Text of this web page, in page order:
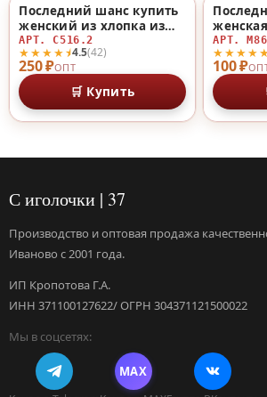
♡
250 ₽ОПТ
★★★★⯨4.5(42)
Последний шанс купить
женский из хлопка из
хлопка
АРТ. С516.2
🛒 Купить
100 ₽
женская
АРТ.
С иголочки | 37
Производство и оптовая продажа
Иваново с 2001 года.
ИП Кропотова Г.А.
ИНН 371100127622/ ОГРН 304371121500022
Мы в соцсетях:
MAX